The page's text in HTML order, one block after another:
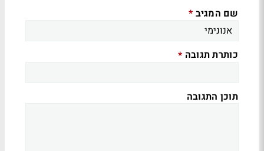
שם המגיב *
כותרת תגובה *
תוכן התגובה